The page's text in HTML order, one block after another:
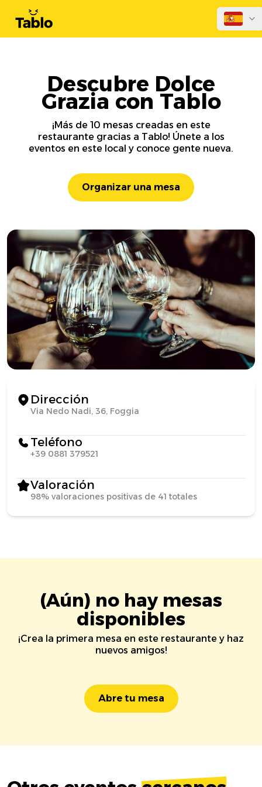
Descubre Dolce
Grazia con Tablo
¡Más de 10 mesas creadas en este
restaurante gracias a Tablo! Únete a los
eventos en este local y conoce gente nueva.
Organizar una mesa
Dirección
Via Nedo Nadi, 36, Foggia
Teléfono
+39 0881 379521
Valoración
98% valoraciones positivas de 41 totales
(Aún) no hay mesas
disponibles
¡Crea la primera mesa en este restaurante y haz
nuevos amigos!
Abre tu mesa